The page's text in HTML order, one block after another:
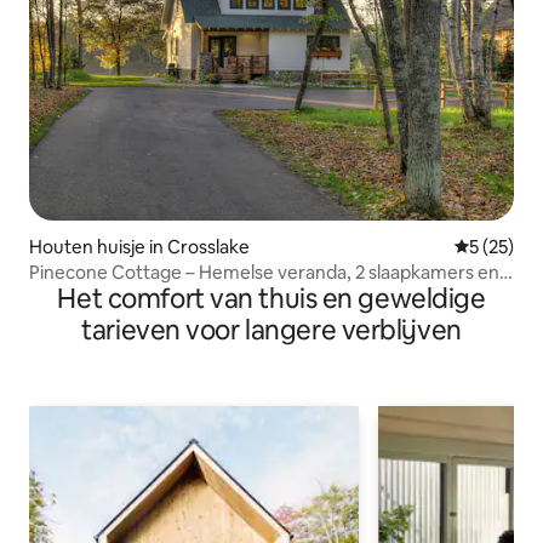
Houten huisje in Crosslake
5 (25)
Pinecone Cottage – Hemelse veranda, 2 slaapkamers en
zonsondergangen!
Het comfort van thuis en geweldige
tarieven voor langere verblijven